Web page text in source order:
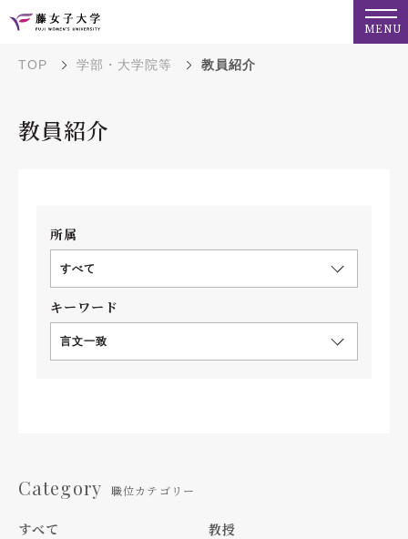
MENU
TOP 学部・大学院等 教員紹介
教員紹介
所属
すべて
キーワード
言文一致
Category 職位カテゴリー
すべて
教授